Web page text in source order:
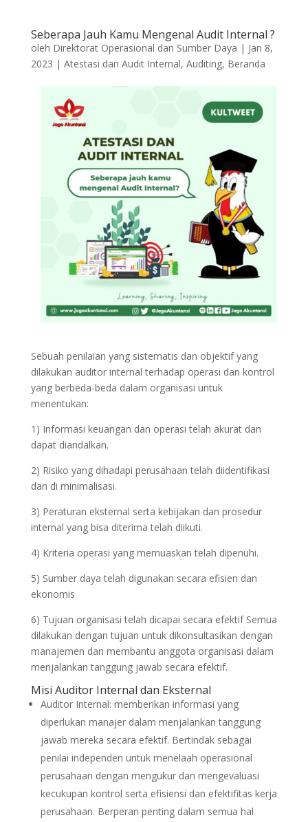
Seberapa Jauh Kamu Mengenal Audit Internal ?
oleh Direktorat Operasional dan Sumber Daya | Jan 8,
2023 | Atestasi dan Audit Internal, Auditing, Beranda
Sebuah penilaian yang sistematis dan objektif yang
dilakukan auditor internal terhadap operasi dan kontrol
yang berbeda-beda dalam organisasi untuk
menentukan:
1) Informasi keuangan dan operasi telah akurat dan
dapat diandalkan.
2) Risiko yang dihadapi perusahaan telah diidentifikasi
dan di minimalisasi.
3) Peraturan eksternal serta kebijakan dan prosedur
internal yang bisa diterima telah diikuti.
4) Kriteria operasi yang memuaskan telah dipenuhi.
5) Sumber daya telah digunakan secara efisien dan
ekonomis
6) Tujuan organisasi telah dicapai secara efektif Semua
dilakukan dengan tujuan untuk dikonsultasikan dengan
manajemen dan membantu anggota organisasi dalam
menjalankan tanggung jawab secara efektif.
Misi Auditor Internal dan Eksternal
Auditor Internal: memberikan informasi yang
diperlukan manajer dalam menjalankan tanggung
jawab mereka secara efektif. Bertindak sebagai
penilai independen untuk menelaah operasional
perusahaan dengan mengukur dan mengevaluasi
kecukupan kontrol serta efisiensi dan efektifitas kerja
perusahaan. Berperan penting dalam semua hal